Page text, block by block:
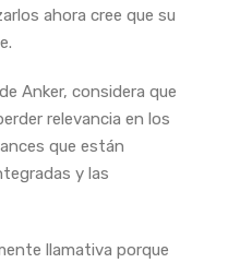
ahora cree que su
Anker, considera que
relevancia en los
que están
y las
llamativa porque